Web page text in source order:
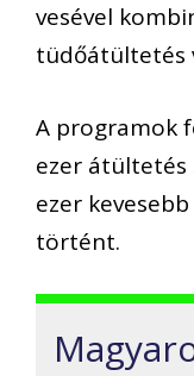
vesével
tüdőátültetés
A programok
ezer átültetés
ezer
történt.